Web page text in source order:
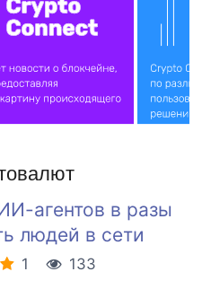
агентов в разы
людей в сети
1
133